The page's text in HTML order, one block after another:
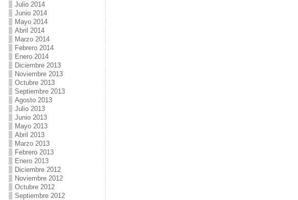
Julio 2014
Junio 2014
Mayo 2014
Abril 2014
Marzo 2014
Febrero 2014
Enero 2014
Diciembre 2013
Noviembre 2013
Octubre 2013
Septiembre 2013
Agosto 2013
Julio 2013
Junio 2013
Mayo 2013
Abril 2013
Marzo 2013
Febrero 2013
Enero 2013
Diciembre 2012
Noviembre 2012
Octubre 2012
Septiembre 2012